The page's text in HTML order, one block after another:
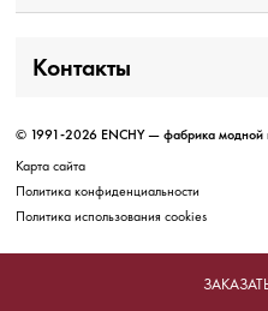
Контакты
© 1991-2026 ENCHY — фабрика модной
Карта сайта
Политика конфиденциальности
Политика использования cookies